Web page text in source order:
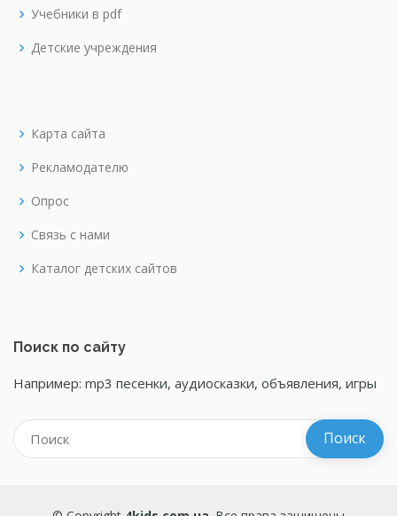
Учебники в pdf
Детские учреждения
Карта сайта
Рекламодателю
Опрос
Связь с нами
Каталог детских сайтов
Поиск по сайту
Например: mp3 песенки, аудиосказки, объявления, игры